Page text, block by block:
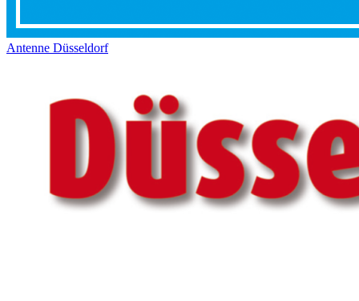
Antenne Düsseldorf